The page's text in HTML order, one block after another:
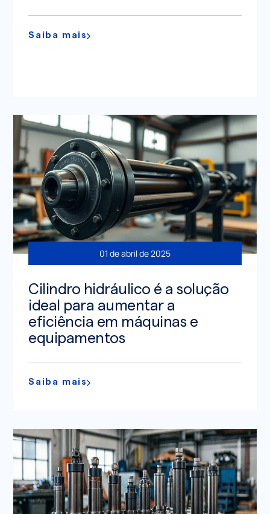
Saiba mais
01 de abril de 2025
Cilindro hidráulico é a solução
ideal para aumentar a
eficiência em máquinas e
equipamentos
Saiba mais